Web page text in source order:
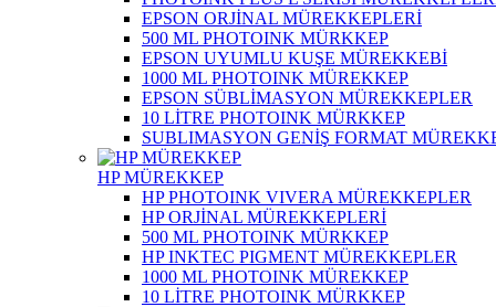
EPSON ORJİNAL MÜREKKEPLERİ
500 ML PHOTOINK MÜRKKEP
EPSON UYUMLU KUŞE MÜREKKEBİ
1000 ML PHOTOINK MÜREKKEP
EPSON SÜBLİMASYON MÜREKKEPLER
10 LİTRE PHOTOINK MÜRKKEP
SUBLIMASYON GENİŞ FORMAT
HP MÜREKKEP
HP PHOTOINK VIVERA MÜREKKEPLER
HP ORJİNAL MÜREKKEPLERİ
500 ML PHOTOINK MÜRKKEP
HP INKTEC PIGMENT MÜREKKEPLER
1000 ML PHOTOINK MÜREKKEP
10 LİTRE PHOTOINK MÜRKKEP